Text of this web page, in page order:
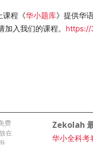
课程《华小题库》提供华
入我们的课程。 https://
费
在
Zekolah
华小全科考